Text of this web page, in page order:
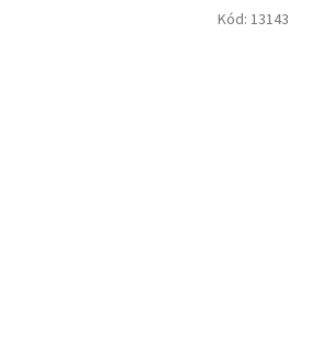
Kód: 13143